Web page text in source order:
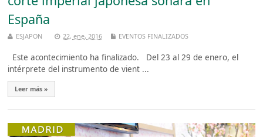
España
ESJAPON 22, ene, 2016 EVENTOS FINALIZADOS
Este acontecimiento ha finalizado. Del 23 al 29 de enero, el
intérprete del instrumento de vient ...
Leer más »